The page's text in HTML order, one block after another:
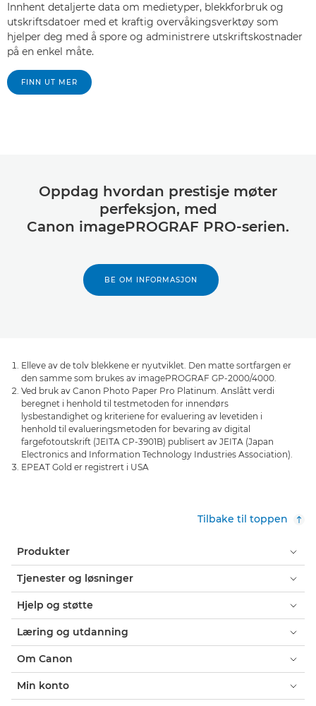
Innhent detaljerte data om medietyper, blekkforbruk og
utskriftsdatoer med et kraftig overvåkingsverktøy som
hjelper deg med å spore og administrere utskriftskostnader
på en enkel måte.
FINN UT MER
Oppdag hvordan prestisje møter
perfeksjon, med
Canon imagePROGRAF PRO-serien.
BE OM INFORMASJON
Elleve av de tolv blekkene er nyutviklet. Den matte sortfargen er
den samme som brukes av imagePROGRAF GP-2000/4000.
Ved bruk av Canon Photo Paper Pro Platinum. Anslått verdi
beregnet i henhold til testmetoden for innendørs
lysbestandighet og kriteriene for evaluering av levetiden i
henhold til evalueringsmetoden for bevaring av digital
fargefotoutskrift (JEITA CP-3901B) publisert av JEITA (Japan
Electronics and Information Technology Industries Association).
EPEAT Gold er registrert i USA
Tilbake til toppen
Produkter
Tjenester og løsninger
Hjelp og støtte
Læring og utdanning
Om Canon
Min konto